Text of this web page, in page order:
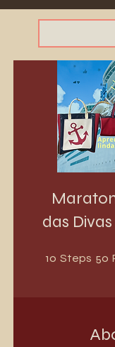
das
10 Steps 10
50